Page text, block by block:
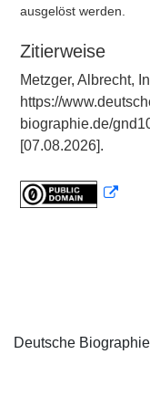
ausgelöst werden.
Zitierweise
Metzger, Albrecht,
https://
biographie.de/
[07.08.2026].
Deutsche Biographie